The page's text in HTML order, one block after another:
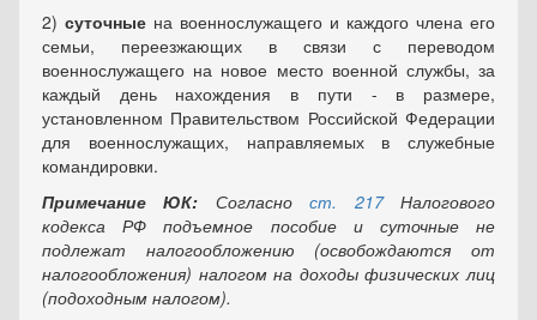
2) суточные на военнослужащего и каждого члена его
семьи, переезжающих в связи с переводом
военнослужащего на новое место военной службы, за
каждый день нахождения в пути - в размере,
установленном Правительством Российской Федерации
для военнослужащих, направляемых в служебные
командировки.
Примечание ЮК: Согласност. 217Налогового
кодекса РФ подъемное пособие и суточные не
подлежат налогообложению (освобождаются от
налогообложения) налогом на доходы физических лиц
(подоходным налогом).